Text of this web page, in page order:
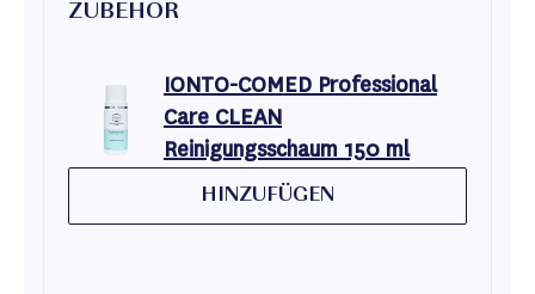
ZUBEHÖR
IONTO-COMED Professional
Care CLEAN
Reinigungsschaum 150 ml
HINZUFÜGEN